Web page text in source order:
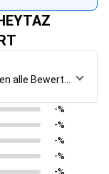
-%
-%
-%
-%
-%